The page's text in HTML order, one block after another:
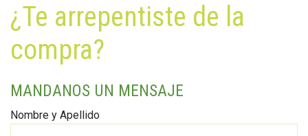
¿Te arrepentiste de la
compra?
MANDANOS UN MENSAJE
Nombre y Apellido